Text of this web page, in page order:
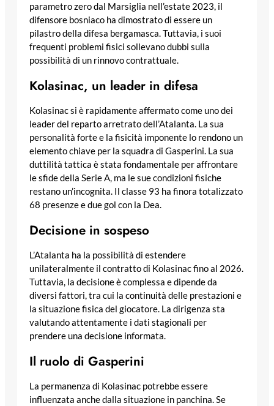
parametro zero dal Marsiglia nell’estate 2023, il
difensore bosniaco ha dimostrato di essere un
pilastro della difesa bergamasca. Tuttavia, i suoi
frequenti problemi fisici sollevano dubbi sulla
possibilità di un rinnovo contrattuale.
Kolasinac, un leader in difesa
Kolasinac si è rapidamente affermato come uno dei
leader del reparto arretrato dell’Atalanta. La sua
personalità forte e la fisicità imponente lo rendono un
elemento chiave per la squadra di Gasperini. La sua
duttilità tattica è stata fondamentale per affrontare
le sfide della Serie A, ma le sue condizioni fisiche
restano un’incognita. Il classe 93 ha finora totalizzato
68 presenze e due gol con la Dea.
Decisione in sospeso
L’Atalanta ha la possibilità di estendere
unilateralmente il contratto di Kolasinac fino al 2026.
Tuttavia, la decisione è complessa e dipende da
diversi fattori, tra cui la continuità delle prestazioni e
la situazione fisica del giocatore. La dirigenza sta
valutando attentamente i dati stagionali per
prendere una decisione informata.
Il ruolo di Gasperini
La permanenza di Kolasinac potrebbe essere
influenzata anche dalla situazione in panchina. Se